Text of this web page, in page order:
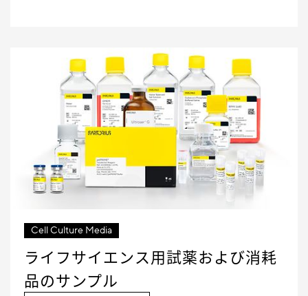
Cell Culture Media
ライフサイエンス用試薬および消耗
品のサンプル